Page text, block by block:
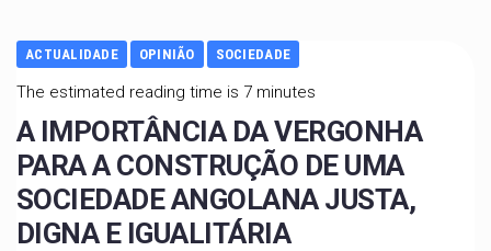
ACTUALIDADE OPINIÃO SOCIEDADE
The estimated reading time is 7 minutes
A IMPORTÂNCIA DA VERGONHA
PARA A CONSTRUÇÃO DE UMA
SOCIEDADE ANGOLANA JUSTA,
DIGNA E IGUALITÁRIA